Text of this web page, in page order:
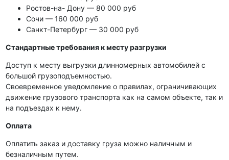
Ростов-на- Дону — 80 000 руб
Сочи — 160 000 руб
Санкт-Петербург — 30 000 руб
Стандартные требования к месту разгрузки
Доступ к месту выгрузки длинномерных автомобилей с
большой грузоподъемностью.
Своевременное уведомление о правилах, ограничивающих
движение грузового транспорта как на самом объекте, так и
на подъездах к нему.
Оплата
Оплатить заказ и доставку груза можно наличным и
безналичным путем.